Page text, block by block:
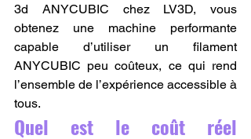
3d ANYCUBIC chez LV3D, vous
obtenez une machine performante
capable d’utiliser un filament
ANYCUBIC peu coûteux, ce qui rend
l’ensemble de l’expérience accessible à
tous.
Quel est le coût réel